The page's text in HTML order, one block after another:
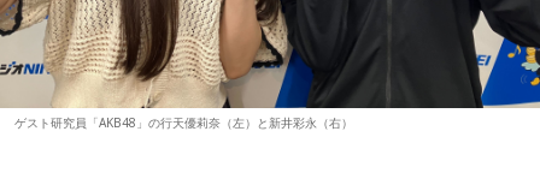
タイムテーブルを作れたり、エリアマップで各ライブハウス
へのアクセスをチェックができるなど他にも便利な機能がた
くさん！すでにお持ちの方はアップデートを、まだお持ちで
ない方は今すぐダウンロードして、当日までお待ちくださ
ゲスト研究員「AKB48」の行天優莉奈（左）と新井彩永（右）